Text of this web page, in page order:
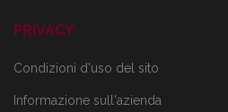
PRIVACY
Condizioni d'uso del sito
Informazione sull'azienda